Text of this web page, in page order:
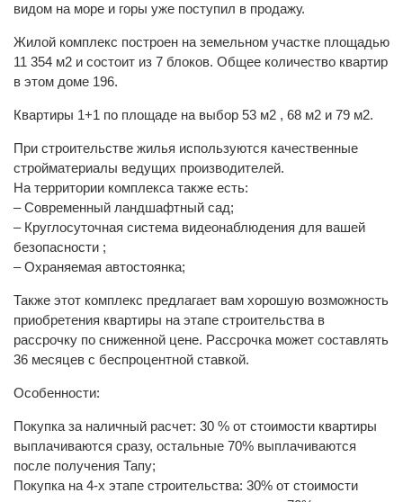
видом на море и горы уже поступил в продажу.
Жилой комплекс построен на земельном участке площадью
11 354 м2 и состоит из 7 блоков. Общее количество квартир
в этом доме 196.
Квартиры 1+1 по площаде на выбор 53 м2 , 68 м2 и 79 м2.
При строительстве жилья используются качественные
стройматериалы ведущих производителей.
На территории комплекса также есть:
– Современный ландшафтный сад;
– Круглосуточная система видеонаблюдения для вашей
безопасности ;
– Охраняемая автостоянка;
Также этот комплекс предлагает вам хорошую возможность
приобретения квартиры на этапе строительства в
рассрочку по сниженной цене. Рассрочка может составлять
36 месяцев с беспроцентной ставкой.
Особенности:
Покупка за наличный расчет: 30 % от стоимости квартиры
выплачиваются сразу, остальные 70% выплачиваются
после получения Тапу;
Покупка на 4-х этапе строительства: 30% от стоимости